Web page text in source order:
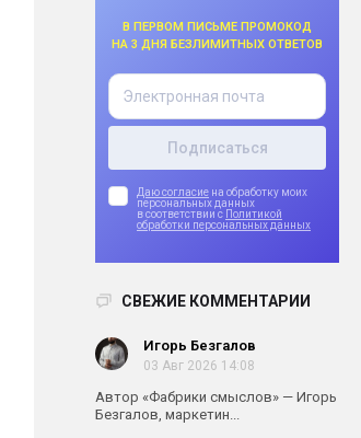
В первом письме промокод
на 3 дня безлимитных ответов
Даю согласие на обработку моих
персональных данных
в соответствии с Политикой
обработки персональных данных
СВЕЖИЕ КОММЕНТАРИИ
Игорь Безгалов
03 Авг 2026 14:08
Автор «Фабрики смыслов» — Игорь
Безгалов, маркетин...